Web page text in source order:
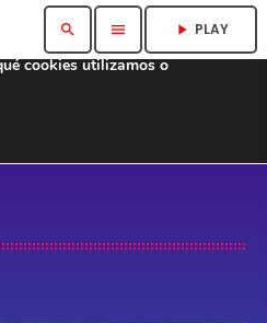
search menu play_arrow PLAY
la mejor experiencia en
cookies utilizamos o